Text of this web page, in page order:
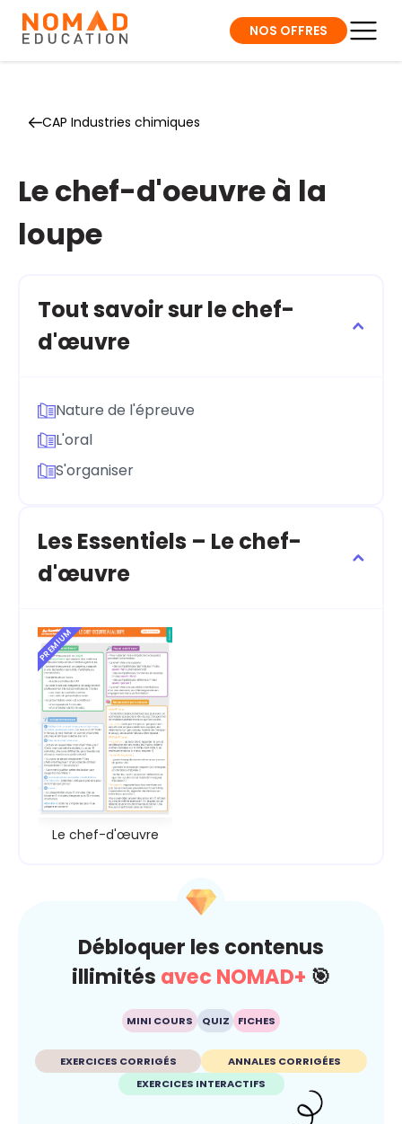
NOS OFFRES
CAP Industries chimiques
Le chef-d'oeuvre à la
loupe
Tout savoir sur le chef-
d'œuvre
Nature de l'épreuve
L'oral
S'organiser
Les Essentiels – Le chef-
d'œuvre
PREMIUM
Le chef-d'œuvre
Débloquer les contenus
illimités avec NOMAD+ 🎯
MINI COURS QUIZ FICHES
EXERCICES CORRIGÉS
ANNALES CORRIGÉES
EXERCICES INTERACTIFS